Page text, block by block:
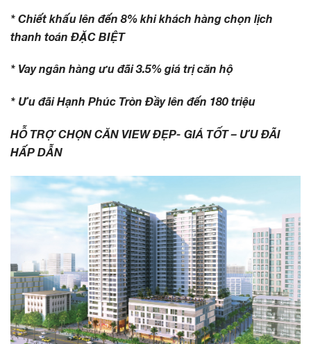
* Chiết khấu lên đến 8% khi khách hàng chọn lịch
thanh toán ĐẶC BIỆT
* Vay ngân hàng ưu đãi 3.5% giá trị căn hộ
* Ưu đãi Hạnh Phúc Tròn Đầy lên đến 180 triệu
HỖ TRỢ CHỌN CĂN VIEW ĐẸP- GIÁ TỐT – ƯU ĐÃI
HẤP DẪN